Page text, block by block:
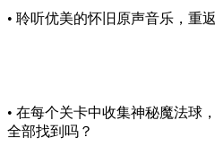
• 聆听优美的怀旧原声音乐，重
• 在每个关卡中收集神秘魔法球
全部找到吗？